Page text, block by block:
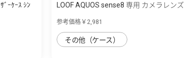
ﾞｰｹｰｽ ｼﾝ
LOOF AQUOS sense8 専用 カメラレンズ
参考価格￥2,981
その他（ケース）